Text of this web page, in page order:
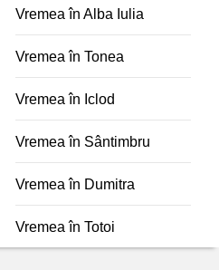
Vremea în Alba Iulia
Vremea în Tonea
Vremea în Iclod
Vremea în Sântimbru
Vremea în Dumitra
Vremea în Totoi